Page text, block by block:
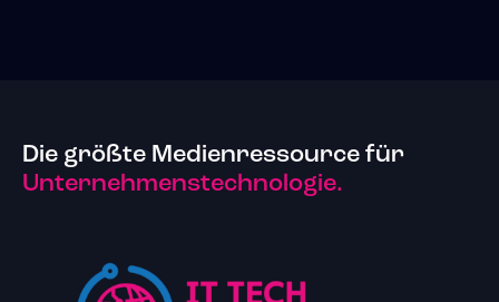
Die größte Medienressource für
Unternehmenstechnologie.